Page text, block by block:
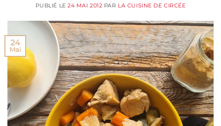
PUBLIÉ LE24 MAI 2012 PAR LA CUISINE DE CIRCÉE
24
Mai